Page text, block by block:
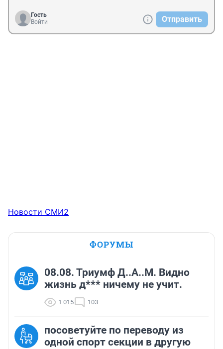
Гость
Войти
Отправить
Новости СМИ2
ФОРУМЫ
08.08. Триумф Д..А..М. Видно
жизнь д*** ничему не учит.
1 015 103
посоветуйте по переводу из
одной спорт секции в другую